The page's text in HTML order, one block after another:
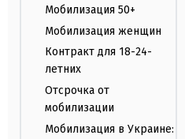
Мобилизация 50+
Мобилизация женщин
Контракт для 18-24-
летних
Отсрочка от
мобилизации
Мобилизация в Украине: